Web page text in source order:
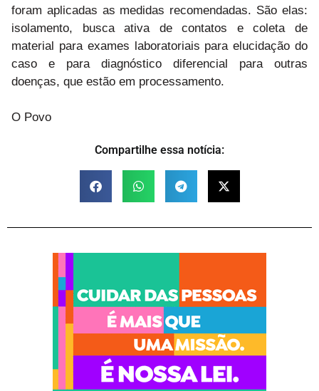
foram aplicadas as medidas recomendadas. São elas:
isolamento, busca ativa de contatos e coleta de
material para exames laboratoriais para elucidação do
caso e para diagnóstico diferencial para outras
doenças, que estão em processamento.
O Povo
Compartilhe essa notícia: